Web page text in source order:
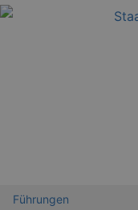
Führungen